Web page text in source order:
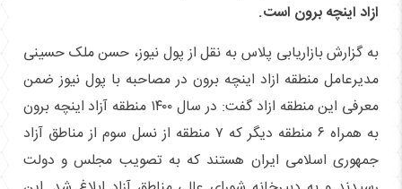
ازاد اینچه برون است.
به گزارش بازاریابی پلاس به نقل از پول نیوز، حسن ملک حسینی
مدیرعامل منطقه ازاد اینچه برون در مصاحبه با پول نیوز ضمن
معرفی این منطقه ازاد گفت: در سال ۱۴۰۰ منطقه آزاد اینچه برون
به همراه ۶ منطقه دیگر که ۷ منطقه از نسل سوم از مناطق آزاد
جمهوری اسلامی ایران هستند که به تصویب مجلس و دولت